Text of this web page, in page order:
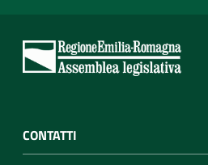
CONTATTI